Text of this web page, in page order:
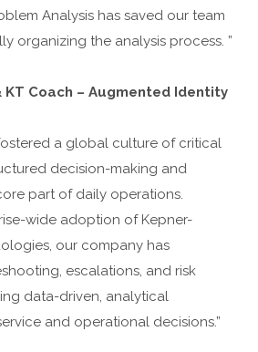
Analysis has saved our team
organizing the analysis process. ”
KT Coach – Augmented Identity
a global culture of critical
decision-making and
part of daily operations.
wide adoption of Kepner-
our company has
escalations, and risk
data-driven, analytical
and operational decisions.”